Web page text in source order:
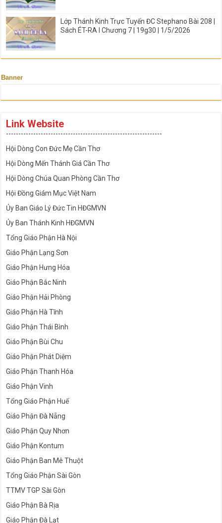
Lớp Thánh Kinh Trực Tuyến ĐC Stephano Bài 208 |
Sách ÉT-RA I Chương 7 | 19g30 | 1/5/2026
Banner
Link Website
---------------------------------------------------------------
Hội Dòng Con Đức Mẹ Cần Thơ
Hội Dòng Mến Thánh Giá Cần Thơ
Hội Dòng Chúa Quan Phòng Cần Thơ
Hội Đồng Giám Mục Việt Nam
Ủy Ban Giáo Lý Đức Tin HĐGMVN
Ủy Ban Thánh Kinh HĐGMVN
Tổng Giáo Phận Hà Nội
Giáo Phận Lạng Sơn
Giáo Phận Hưng Hóa
Giáo Phận Bắc Ninh
Giáo Phận Hải Phòng
Giáo Phận Hà Tĩnh
Giáo Phận Thái Bình
Giáo Phận Bùi Chu
Giáo Phận Phát Diệm
Giáo Phận Thanh Hóa
Giáo Phận Vinh
Tổng Giáo Phận Huế
Giáo Phận Đà Nẵng
Giáo Phận Quy Nhơn
Giáo Phận Kontum
Giáo Phận Ban Mê Thuột
Tổng Giáo Phận Sài Gòn
TTMV TGP Sài Gòn
Giáo Phận Bà Rịa
Giáo Phận Đà Lạt